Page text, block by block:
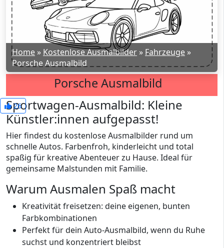
Home » Kostenlose Ausmalbilder » Fahrzeuge »
Porsche Ausmalbild
Porsche Ausmalbild
26
Sportwagen-Ausmalbild: Kleine
Künstler:innen aufgepasst!
Hier findest du kostenlose Ausmalbilder rund um
schnelle Autos. Farbenfroh, kinderleicht und total
spaßig für kreative Abenteuer zu Hause. Ideal für
gemeinsame Malstunden mit Familie.
Warum Ausmalen Spaß macht
Kreativität freisetzen: deine eigenen, bunten
Farbkombinationen
Perfekt für dein Auto-Ausmalbild, wenn du Ruhe
suchst und konzentriert bleibst